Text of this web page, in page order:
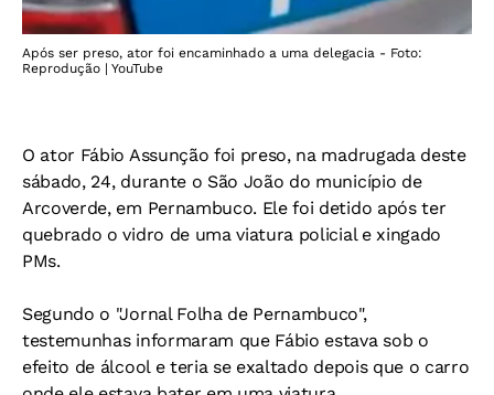
Após ser preso, ator foi encaminhado a uma delegacia - Foto:
Reprodução | YouTube
O ator Fábio Assunção foi preso, na madrugada deste
sábado, 24, durante o São João do município de
Arcoverde, em Pernambuco. Ele foi detido após ter
quebrado o vidro de uma viatura policial e xingado
PMs.
Segundo o "Jornal Folha de Pernambuco",
testemunhas informaram que Fábio estava sob o
efeito de álcool e teria se exaltado depois que o carro